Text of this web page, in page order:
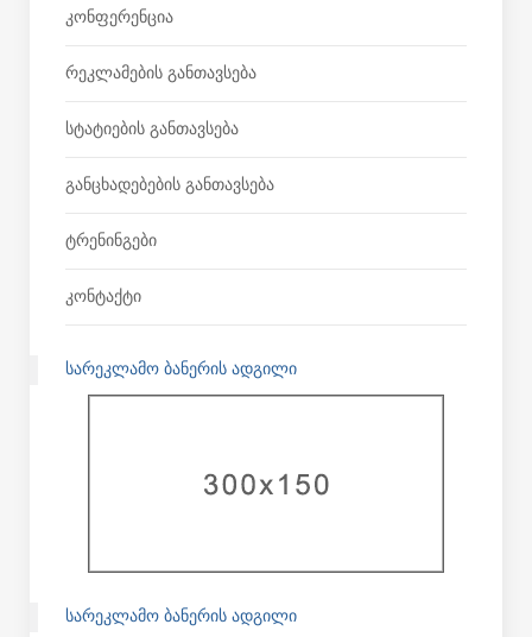
Კონფერენცია
Რეკლამების Განთავსება
Სტატიების Განთავსება
Განცხადებების Განთავსება
Ტრენინგები
Კონტაქტი
ᲡᲐᲠᲔᲙᲚᲐᲛᲝ ᲑᲐᲜᲔᲠᲘᲡ ᲐᲓᲒᲘᲚᲘ
ᲡᲐᲠᲔᲙᲚᲐᲛᲝ ᲑᲐᲜᲔᲠᲘᲡ ᲐᲓᲒᲘᲚᲘ